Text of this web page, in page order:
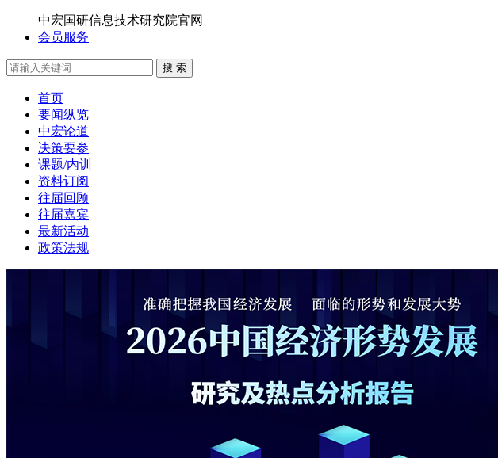
中宏国研信息技术研究院官网
会员服务
搜 索
首页
要闻纵览
中宏论道
决策要参
课题/内训
资料订阅
往届回顾
往届嘉宾
最新活动
政策法规